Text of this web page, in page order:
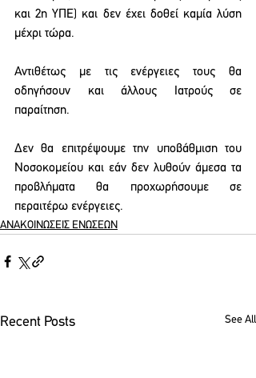
και 2η ΥΠΕ) και δεν έχει δοθεί καμία λύση
μέχρι τώρα.
Αντιθέτως με τις ενέργειες τους θα
οδηγήσουν και άλλους Ιατρούς σε
παραίτηση.
Δεν θα επιτρέψουμε την υποβάθμιση του
Νοσοκομείου και εάν δεν λυθούν άμεσα τα
προβλήματα θα προχωρήσουμε σε
περαιτέρω ενέργειες.
ΑΝΑΚΟΙΝΩΣΕΙΣ ΕΝΩΣΕΩΝ
Recent Posts See All